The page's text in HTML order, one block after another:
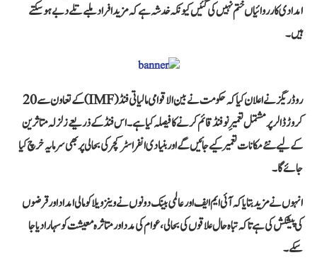
امدادی کارروائیاں ختم نہیں کی گئیں کیونکہ خدشہ ہے کہ مزید افراد ملبے تلے دبے ہو سکتے
ہیں۔
روڈریگز نے اعلان کیا کہ حکومت نےبین الاقوامی مالیاتی فنڈ (IMF) کے تعاون سے20
کروڑ ڈالرپر مشتمل تعمیرِ نو فنڈ قائم کرنے کا فیصلہ کیا ہے۔ اس فنڈ کے ذریعے زلزلہ متاثرین
کے لیے نئے مکانات تعمیر کیے جائیں گے اور بنیادی انفراسٹرکچر کی بحالی پر بھی سرمایہ خرچ کیا
جائے گا۔
انہوں نے مزید بتایا کہآئی ایم ایفاورعالمی بینکدونوں نے وینزویلا کو مالی امداد اور قرضوں
کی پیشکش کی ہے تاکہ تباہ حال علاقوں کی بحالی، عوام کی مدد اور متاثرہ معیشت کو سہارا دیا جا
سکے۔